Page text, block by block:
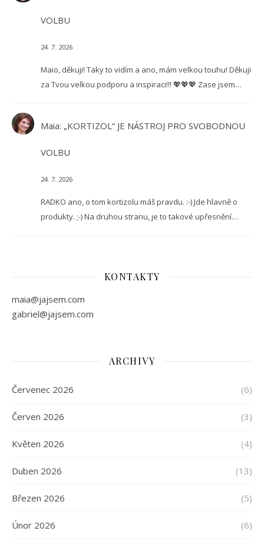
VOLBU
24. 7. 2026
Maio, děkuji! Taky to vidím a ano, mám velkou touhu! Děkuji
za Tvou velkou podporu a inspiraci!!! 💖💖💖 Zase jsem…
Maia: „KORTIZOL“ JE NÁSTROJ PRO SVOBODNOU
VOLBU
24. 7. 2026
RADKO ano, o tom kortizolu máš pravdu. :-) Jde hlavně o
produkty. ;-) Na druhou stranu, je to takové upřesnění…
KONTAKTY
maia@jajsem.com
gabriel@jajsem.com
ARCHIVY
Červenec 2026 (6)
Červen 2026 (3)
Květen 2026 (4)
Duben 2026 (13)
Březen 2026 (5)
Únor 2026 (6)